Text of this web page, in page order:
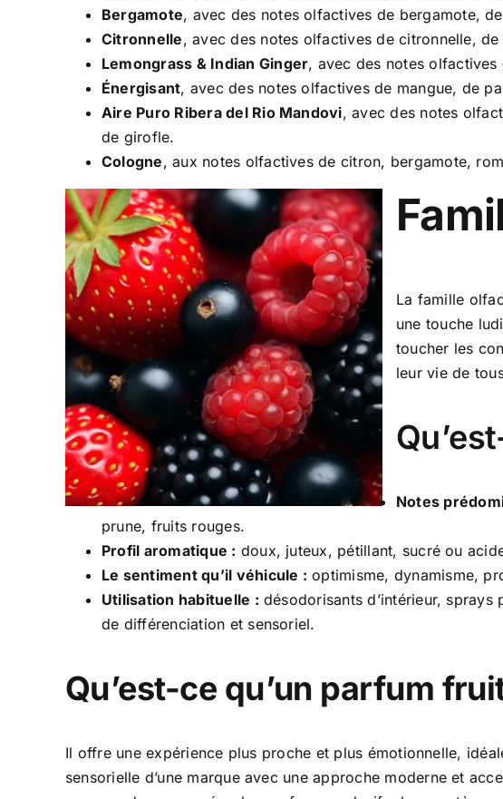
Bergamote, avec des notes olfactives de bergamote,
Citronnelle, avec des notes olfactives de citronnelle,
Lemongrass & Indian Ginger, avec des notes
Énergisant, avec des notes olfactives de mangue, de
Aire Puro Ribera del Rio Mandovi, avec des notes
de girofle.
Cologne, aux notes olfactives de citron, bergamote,
La famille
une touche
toucher les
leur vie de
Notes
prune, fruits rouges.
Profil aromatique : doux, juteux, pétillant, sucré ou
Le sentiment qu’il véhicule : optimisme, dynamisme,
Utilisation habituelle : désodorisants d’intérieur,
de différenciation et sensoriel.
Qu’est-ce qu’un parfum
Il offre une expérience plus proche et plus émotionnelle,
sensorielle d’une marque avec une approche moderne et